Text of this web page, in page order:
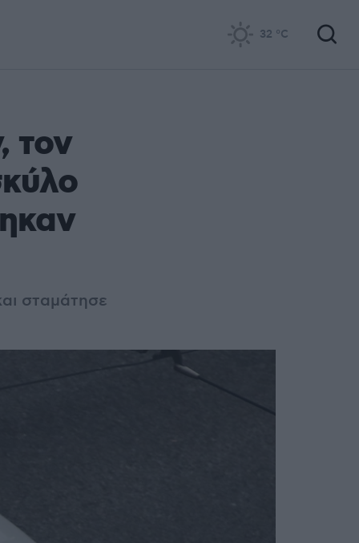
32 °C
τον
σταμάτησε